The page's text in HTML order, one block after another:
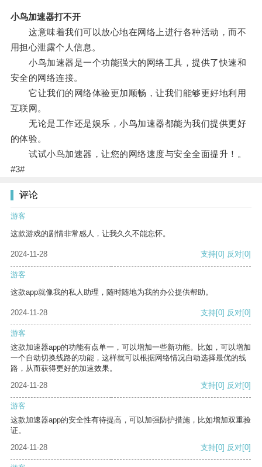
小鸟加速器打不开
这意味着我们可以放心地在网络上进行各种活动，而不
用担心泄露个人信息。
小鸟加速器是一个功能强大的网络工具，提供了快速和
安全的网络连接。
它让我们的网络体验更加顺畅，让我们能够更好地利用
互联网。
无论是工作还是娱乐，小鸟加速器都能为我们提供更好
的体验。
试试小鸟加速器，让您的网络速度与安全全面提升！。
#3#
评论
游客
这款游戏的剧情非常感人，让我久久不能忘怀。
2024-11-28 支持[0] 反对[0]
游客
这款app就像我的私人助理，随时随地为我的办公提供帮助。
2024-11-28 支持[0] 反对[0]
游客
这款加速器app的功能有点单一，可以增加一些新功能。比如，可以增加
一个自动切换线路的功能，这样就可以根据网络情况自动选择最优的线
路，从而获得更好的加速效果。
2024-11-28
支持[0] 反对[0]
游客
这款加速器app的安全性有待提高，可以加强防护措施，比如增加双重验
证。
2024-11-28
支持[0] 反对[0]